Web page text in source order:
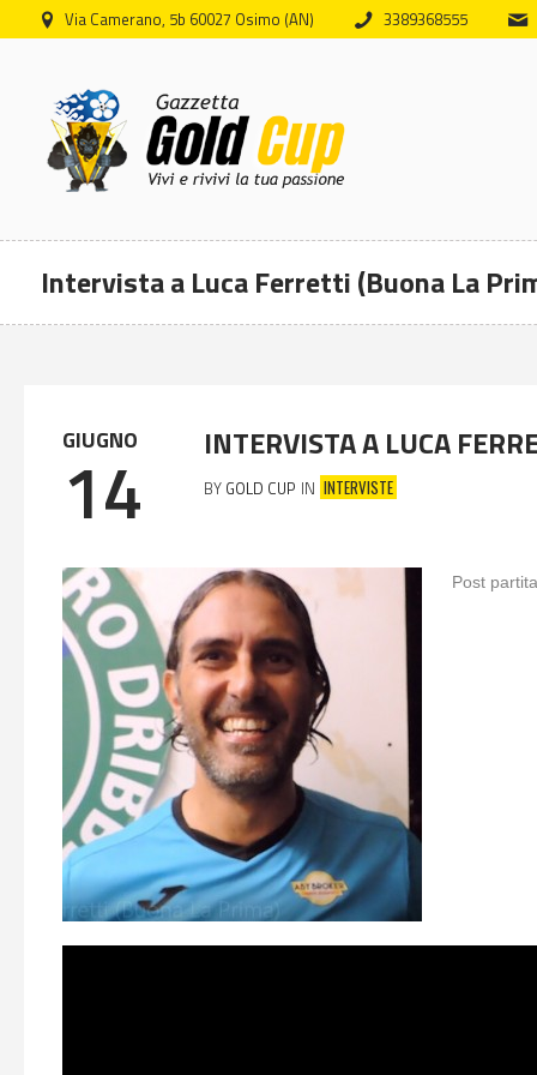
Via Camerano, 5b 60027 Osimo (AN) 3389368555
Intervista a Luca Ferretti (Buona La
GIUGNO
14 INTERVISTA A LUCA
BY GOLD CUP IN INTERVISTE
Post